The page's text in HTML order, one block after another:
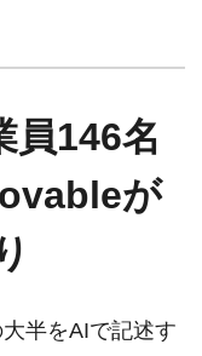
員146名
が
半をAIで記述す